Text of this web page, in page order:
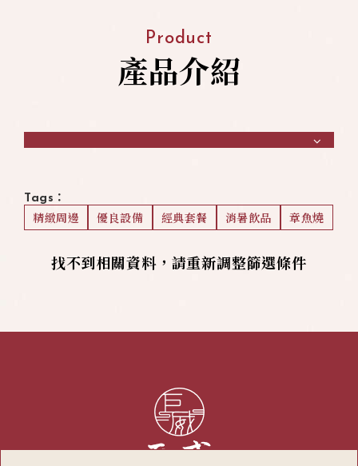
Product
產品介紹
Tags：
精緻周邊
優良設備 經典套餐 消暑飲品 章魚燒
找不到相關資料，請重新調整篩選條件